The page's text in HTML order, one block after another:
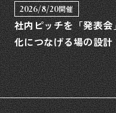
社内ピッチを「発表
化につなげる場の設
2026/8/20開催